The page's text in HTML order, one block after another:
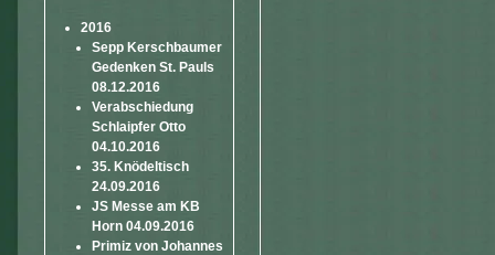
2016
Sepp Kerschbaumer
Gedenken St. Pauls
08.12.2016
Verabschiedung
Schlaipfer Otto
04.10.2016
35. Knödeltisch
24.09.2016
JS Messe am KB
Horn 04.09.2016
Primiz von Johannes